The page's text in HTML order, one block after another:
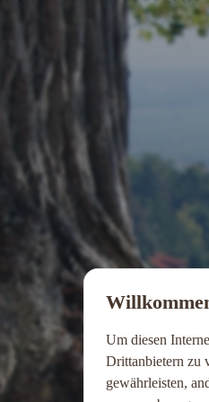
Um diesen
Drittanbietern zu
gewährleisten,